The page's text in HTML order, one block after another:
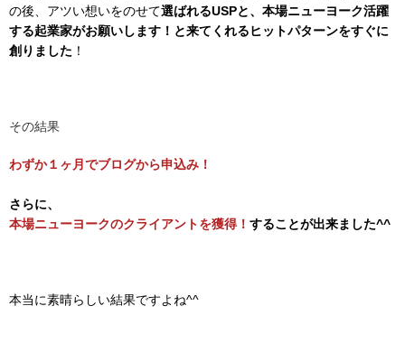
の後、 アツい想いをのせて選ばれるUSPと、本場ニューヨーク活躍
する起業家がお願いします！と来てくれるヒットパターンをすぐに
創りました ！
その結果
わずか１ヶ月でブログから申込み！
さらに、
本場ニューヨークのクライアントを獲得！ することが出来ました^^
本当に素晴らしい結果ですよね^^